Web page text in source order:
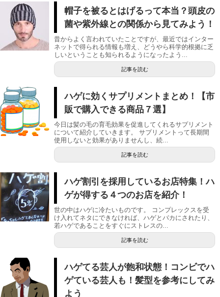
帽子を被るとはげるって本当？頭皮の
菌や紫外線との関係から見てみよう！
昔からよく言われていたことですが、最近ではインター
ネットで得られる情報も増え、どうやら科学的根拠に乏
しいということも知られるようになったよう...
記事を読む
ハゲに効くサプリメントまとめ！【市
販で購入できる商品７選】
今日は髪の毛の育毛効果を促進してくれるサプリメント
について紹介していきます。 サプリメントって長期間
使用しないと効果がありませんし、続...
記事を読む
ハゲ割引を採用しているお店特集！ハ
ゲが得する４つのお店を紹介！
世の中はハゲに冷たいものです。 コンプレックスを受
け入れてネタにできなければ、ハゲとバカにされたり、
若ハゲであることをすぐにストレスの...
記事を読む
ハゲてる芸人が飽和状態！コンビでハ
ゲている芸人も！髪型を参考にしてみ
よう